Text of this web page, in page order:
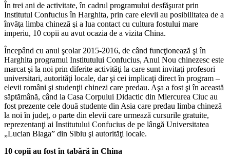
În trei ani de activitate, în cadrul programului desfăşurat prin
Institutul Confucius în Harghita, prin care elevii au posibilitatea de a
învăţa limba chineză şi a lua contact cu cultura fostului mare
imperiu, 10 copii au avut ocazia de a vizita China.
Începând cu anul şcolar 2015-2016, de când funcţionează şi în
Harghita programul Institutului Confucius, Anul Nou chinezesc este
marcat şi la noi prin diferite activităţi la care sunt invitaţi profesori
universitari, autorităţi locale, dar şi cei implicaţi direct în program –
elevii români şi studenţii chinezi care predau. Aşa a fost şi în această
săptămână, când la Casa Corpului Didactic din Miercurea Ciuc au
fost prezente cele două studente din Asia care predau limba chineză
la noi în judeţ, o parte din elevii care urmează cursurile gratuite,
reprezentanţi ai Institutului Confucius de pe lângă Universitatea
„Lucian Blaga” din Sibiu şi autorităţi locale.
10 copii au fost în tabără în China